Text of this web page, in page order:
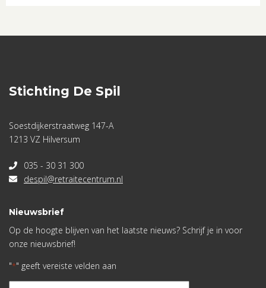
Stichting De Spil
Soestdijkerstraatweg 147-A
1213 VZ Hilversum
035 - 30 31 300
despil@retraitecentrum.nl
Nieuwsbrief
Op de hoogte blijven van het laatste nieuws? Schrijf je in voor
onze nieuwsbrief!
"*" geeft vereiste velden aan